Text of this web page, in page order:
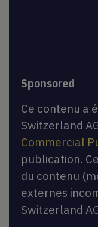
Sponsored
Ce contenu a
Switzerland
Commercial
publication.
du contenu
externes
Switzerland